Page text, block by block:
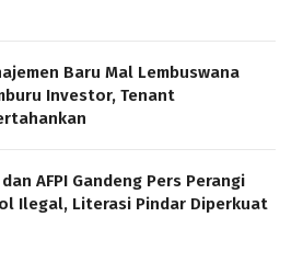
Baru Mal Lembuswana
Investor, Tenant
dan AFPI Gandeng Pers Perangi
Ilegal, Literasi Pindar Diperkuat